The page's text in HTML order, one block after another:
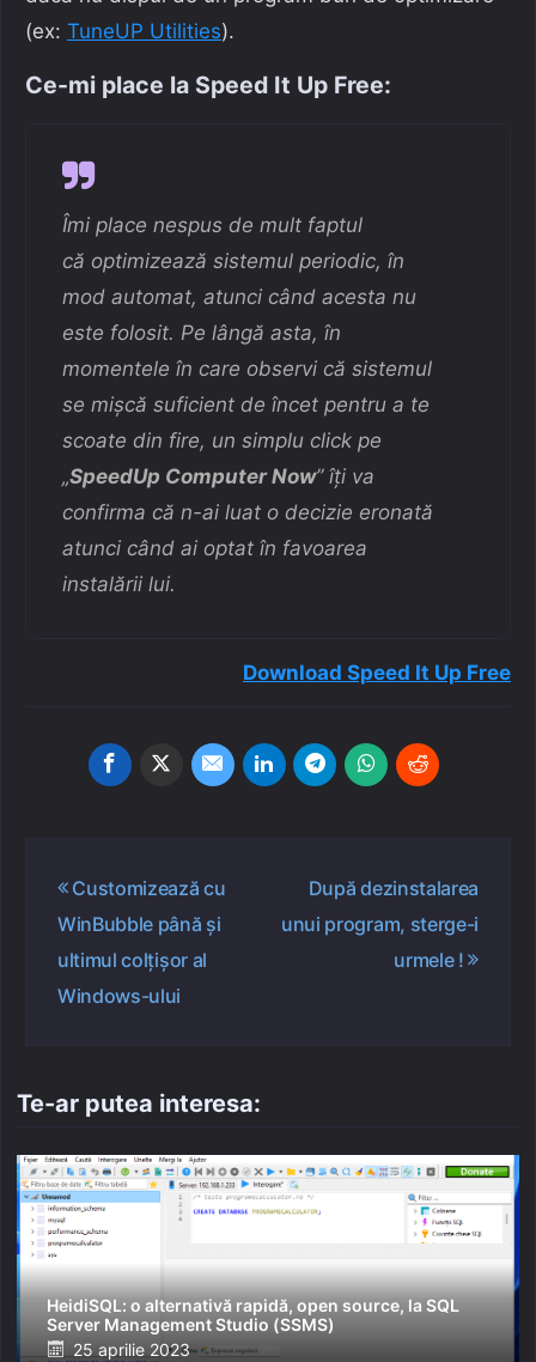
(ex: TuneUP Utilities).
Ce-mi place la Speed It Up Free:
Îmi place nespus de mult faptul
că optimizează sistemul periodic, în
mod automat, atunci când acesta nu
este folosit. Pe lângă asta, în
momentele în care observi că sistemul
se mișcă suficient de încet pentru a te
scoate din fire, un simplu click pe
„SpeedUp Computer Now” îți va
confirma că n-ai luat o decizie eronată
atunci când ai optat în favoarea
instalării lui.
Download Speed It Up Free
Navigare
articole
Customizează cu
WinBubble până și
ultimul colțișor al
Windows-ului
După dezinstalarea
unui program, sterge-i
urmele !
Te-ar putea interesa:
HeidiSQL: o alternativă rapidă, open source, la SQL
Server Management Studio (SSMS)
Posted
25 aprilie 2023